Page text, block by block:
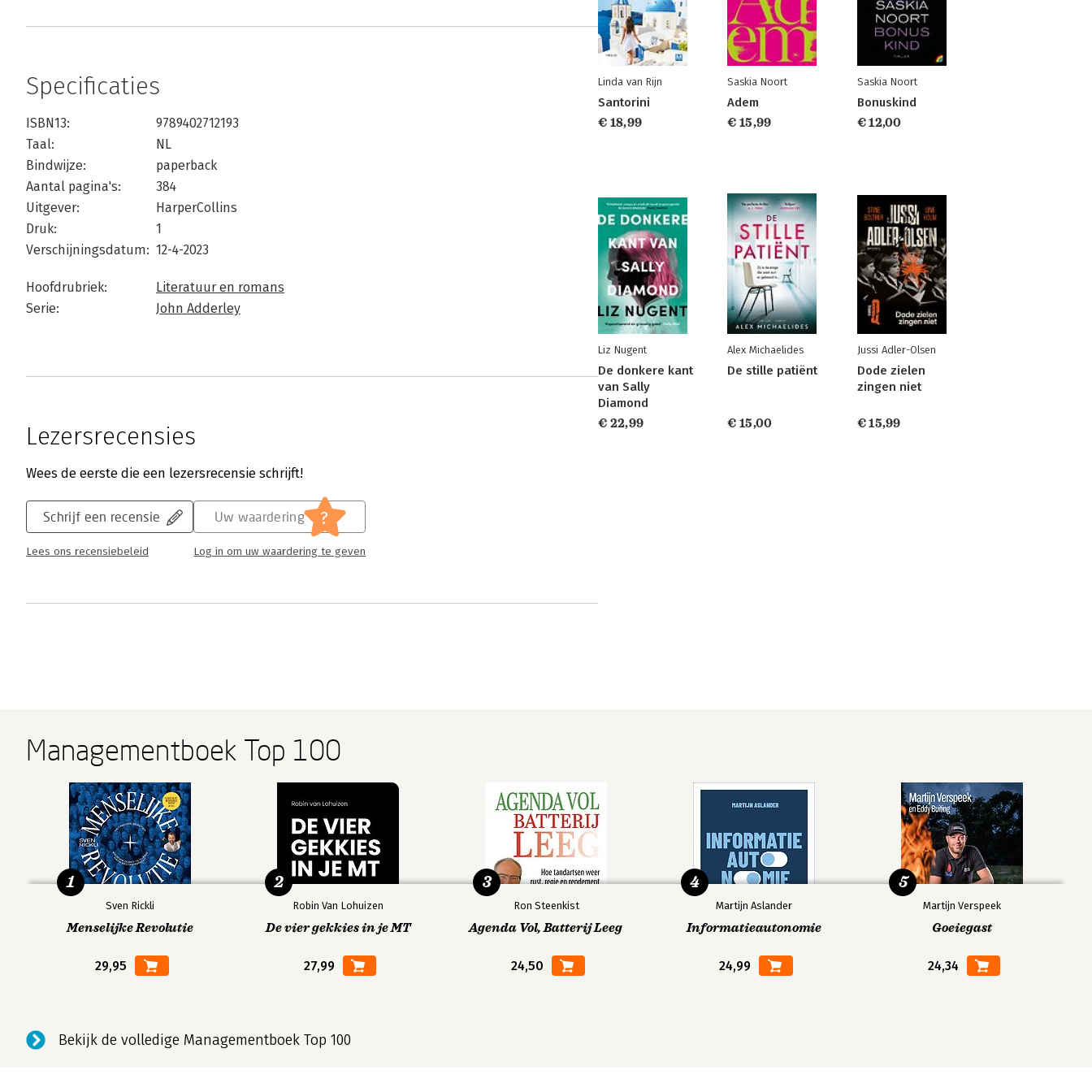
Specificaties
ISBN13:
9789402712193
Taal:
NL
Bindwijze:
paperback
Aantal pagina's:
384
Uitgever:
HarperCollins
Druk:
1
Verschijningsdatum: 12-4-2023
Hoofdrubriek:
Literatuur en romans
Serie:
John Adderley
Lezersrecensies
Wees de eerste die een lezersrecensie schrijft!
Schrijf een recensie
Lees ons recensiebeleid
Uw waardering ?
Log in om uw waardering te geven
Linda van Rijn
Santorini
€ 18,99
Saskia Noort
Adem
€ 15,99
Saskia Noort
Bonuskind
€ 12,00
Liz Nugent
De donkere kant
van Sally
Diamond
€ 22,99
Alex Michaelides
De stille patiënt
€ 15,00
Jussi Adler-Olsen
Dode zielen
zingen niet
€ 15,99
Managementboek Top 100
Sven Rickli
Menselijke Revolutie
29,95
1
Robin Van Lohuizen
De vier gekkies in je MT
27,99
2
Ron Steenkist
Agenda Vol, Batterij Leeg
24,50
3
Martijn Aslander
Informatieautonomie
24,99
4
Martijn Verspeek
Goeiegast
24,34
5
Bekijk de volledige Managementboek Top 100